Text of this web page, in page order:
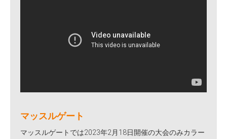
マッスルゲート
マッスルゲートでは2023年2月18日開催の大会のみカラー